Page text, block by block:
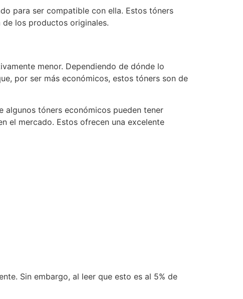
para ser compatible con ella. Estos tóners
de los productos originales.
menor. Dependiendo de dónde lo
por ser más económicos, estos tóners son de
algunos tóners económicos pueden tener
el mercado. Estos ofrecen una excelente
Sin embargo, al leer que esto es al 5% de